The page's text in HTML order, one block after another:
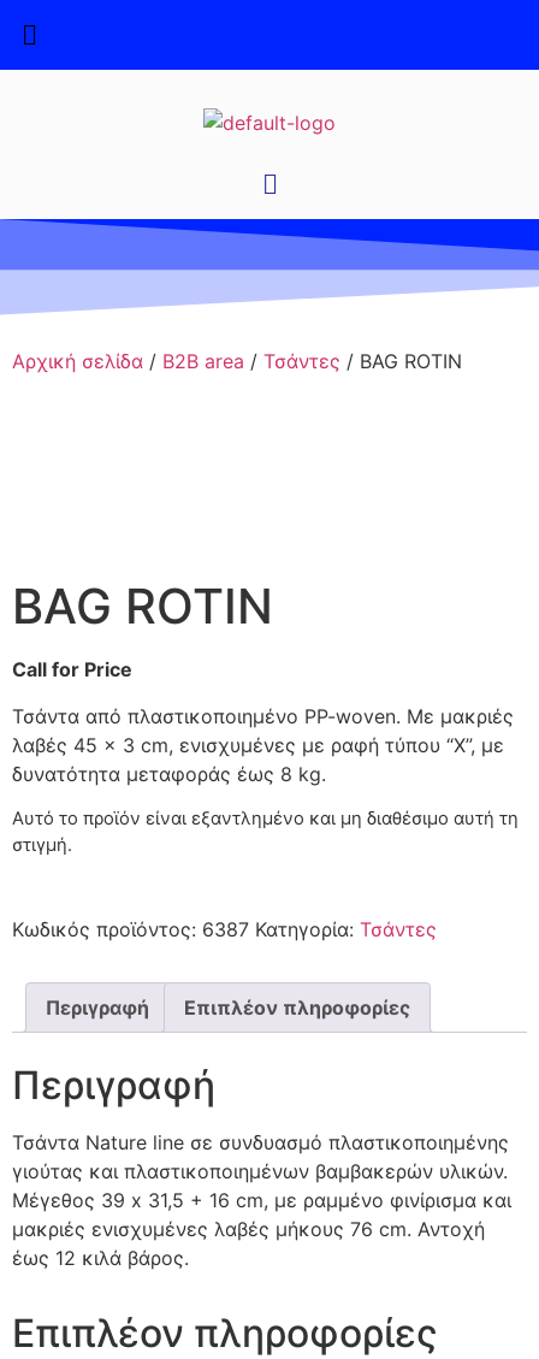
Αρχική σελίδα / B2B area / Τσάντες / BAG ROTIN
BAG ROTIN
Call for Price
Τσάντα από πλαστικοποιημένο PP-woven. Με μακριές
λαβές 45 × 3 cm, ενισχυμένες με ραφή τύπου “X”, με
δυνατότητα μεταφοράς έως 8 kg.
Αυτό το προϊόν είναι εξαντλημένο και μη διαθέσιμο αυτή τη
στιγμή.
Κωδικός προϊόντος: 6387 Κατηγορία: Τσάντες
Περιγραφή Επιπλέον πληροφορίες
Περιγραφή
Τσάντα Nature line σε συνδυασμό πλαστικοποιημένης
γιούτας και πλαστικοποιημένων βαμβακερών υλικών.
Μέγεθος 39 x 31,5 + 16 cm, με ραμμένο φινίρισμα και
μακριές ενισχυμένες λαβές μήκους 76 cm. Αντοχή
έως 12 κιλά βάρος.
Επιπλέον πληροφορίες